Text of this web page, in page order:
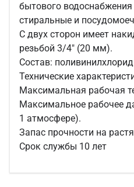
бытового
стиральные и
С двух сторон имеет
резьбой 3/4" (20 мм).
Состав:
Технические
Максимальная рабочая
Максимальное рабочее
1 атмосфере).
Запас прочности на
Срок службы 10 лет